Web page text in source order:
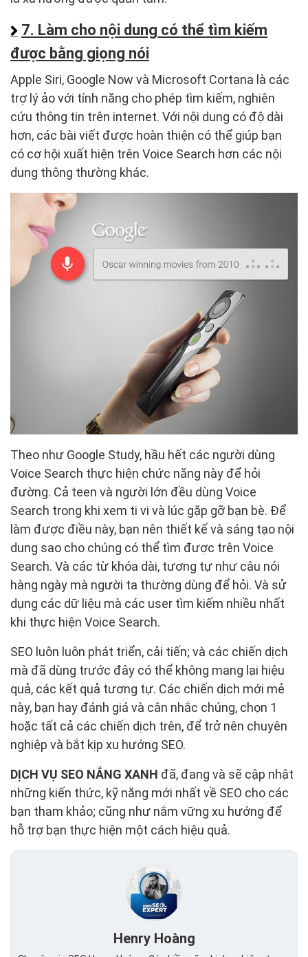
7. Làm cho nội dung có thể tìm kiếm
được bằng giọng nói
Apple Siri, Google Now và Microsoft Cortana là các
trợ lý ảo với tính năng cho phép tìm kiếm, nghiên
cứu thông tin trên internet. Với nội dung có độ dài
hơn, các bài viết được hoàn thiện có thể giúp bạn
có cơ hội xuất hiện trên Voice Search hơn các nội
dung thông thường khác.
Theo như Google Study, hầu hết các người dùng
Voice Search thực hiện chức năng này để hỏi
đường. Cả teen và người lớn đều dùng Voice
Search trong khi xem ti vi và lúc gặp gỡ bạn bè. Để
làm được điều này, bạn nên thiết kế và sáng tạo nội
dung sao cho chúng có thể tìm được trên Voice
Search. Và các từ khóa dài, tương tự như câu nói
hàng ngày mà người ta thường dùng để hỏi. Và sử
dụng các dữ liệu mà các user tìm kiếm nhiều nhất
khi thực hiện Voice Search.
SEO luôn luôn phát triển, cải tiến; và các chiến dịch
mà đã dùng trước đây có thể không mang lại hiệu
quả, các kết quả tương tự. Các chiến dịch mới mẻ
này, bạn hay đánh giá và cân nhắc chúng, chọn 1
hoặc tất cả các chiến dịch trên, để trở nên chuyên
nghiệp và bắt kịp xu hướng SEO.
DỊCH VỤ SEO NẮNG XANH đã, đang và sẽ cập nhật
những kiến thức, kỹ năng mới nhất về SEO cho các
bạn tham khảo; cũng như nắm vững xu hướng để
hỗ trợ bạn thực hiện một cách hiệu quả.
Henry Hoàng